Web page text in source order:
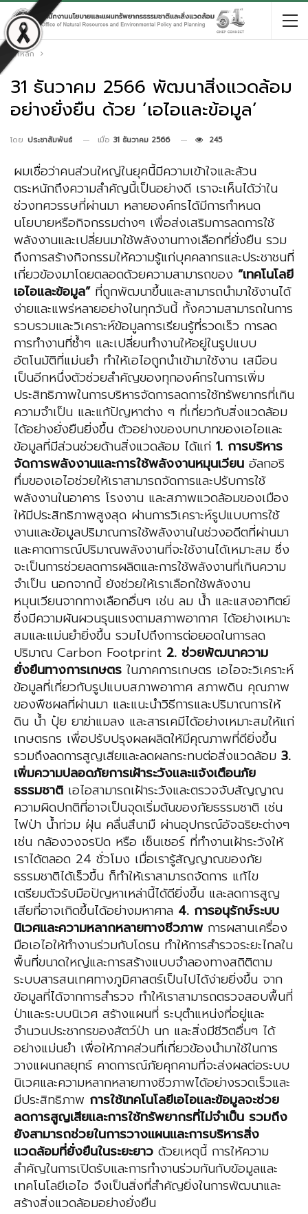
หน้าหลัก
31 ธันวาคม 2566 พัฒนาสิ่งแวดล้อม
อย่างยั่งยืน ด้วย ‘เอไอและข้อมูล’
โดย ประชาสัมพันธ์ เมื่อ 31 ธันวาคม 2566 245
ผมเชื่อว่าคนส่วนใหญ่ในยุคนี้มีความเข้าใจและล้วน
ตระหนักถึงความสำคัญนี้เป็นอย่างดี เราจะเห็นได้ว่าใน
ช่วงทศวรรษที่ผ่านมา หลายองค์กรได้มีการกำหนด
นโยบายหรือกิจกรรมต่างๆ เพื่อส่งเสริมการลดการใช้
พลังงานและเปลี่ยนมาใช้พลังงานทางเลือกที่ยั่งยืน รวม
ถึงการสร้างกิจกรรมให้ความรู้แก่บุคคลากรและประชาชนที่
เกี่ยวข้องมาโดยตลอดด้วยความสามารถของ “เทคโนโลยี
เอไอและข้อมูล”ที่ถูกพัฒนาขึ้นและสามารถนำมาใช้งานได้
ง่ายและแพร่หลายอย่างในทุกวันนี้ ทั้งความสามารถในการ
รวบรวมและวิเคราะห์ข้อมูลการเรียนรู้ที่รวดเร็ว การลด
การทำงานที่ซ้ำๆ และเปลี่ยนทำงานให้อยู่ในรูปแบบ
อัตโนมัติที่แม่นยำ ทำให้เอไอถูกนำเข้ามาใช้งาน เสมือน
เป็นอีกหนึ่งตัวช่วยสำคัญของทุกองค์กรในการเพิ่ม
ประสิทธิภาพในการบริหารจัดการลดการใช้ทรัพยากรที่เกิน
ความจำเป็น และแก้ปัญหาต่าง ๆ ที่เกี่ยวกับสิ่งแวดล้อม
ได้อย่างยั่งยืนยิ่งขึ้น ตัวอย่างของบทบาทของเอไอและ
ข้อมูลที่มีส่วนช่วยด้านสิ่งแวดล้อม ได้แก่ 1. การบริหาร
จัดการพลังงานและการใช้พลังงานหมุนเวียน อัลกอริ
ทึ่มของเอไอช่วยให้เราสามารถจัดการและปรับการใช้
พลังงานในอาคาร โรงงาน และสภาพแวดล้อมของเมือง
ให้มีประสิทธิภาพสูงสุด ผ่านการวิเคราะห์รูปแบบการใช้
งานและข้อมูลปริมาณการใช้พลังงานในช่วงอดีตที่ผ่านมา
และคาดการณ์ปริมาณพลังงานที่จะใช้งานได้เหมาะสม ซึ่ง
จะเป็นการช่วยลดการผลิตและการใช้พลังงานที่เกินความ
จำเป็น นอกจากนี้ ยังช่วยให้เราเลือกใช้พลังงาน
หมุนเวียนจากทางเลือกอื่นๆ เช่น ลม น้ำ และแสงอาทิตย์
ซึ่งมีความผันผวนรุนแรงตามสภาพอากาศ ได้อย่างเหมาะ
สมและแม่นยำยิ่งขึ้น รวมไปถึงการต่อยอดในการลด
ปริมาณ Carbon Footprint 2. ช่วยพัฒนาความ
ยั่งยืนทางการเกษตร ในภาคการเกษตร เอไอจะวิเคราะห์
ข้อมูลที่เกี่ยวกับรูปแบบสภาพอากาศ สภาพดิน คุณภาพ
ของพืชผลที่ผ่านมา และแนะนำวิธีการและปริมาณการให้
ดิน น้ำ ปุ๋ย ยาฆ่าแมลง และสารเคมีได้อย่างเหมาะสมให้แก่
เกษตรกร เพื่อปรับปรุงผลผลิตให้มีคุณภาพที่ดียิ่งขึ้น
รวมถึงลดการสูญเสียและลดผลกระทบต่อสิ่งแวดล้อม 3.
เพิ่มความปลอดภัยการเฝ้าระวังและแจ้งเตือนภัย
ธรรมชาติ เอไอสามารถเฝ้าระวังและตรวจจับสัญญาณ
ความผิดปกติที่อาจเป็นจุดเริ่มต้นของภัยธรรมชาติ เช่น
ไฟป่า น้ำท่วม ฝุ่น คลื่นสึนามื ผ่านอุปกรณ์อัจฉริยะต่างๆ
เช่น กล้องวงจรปิด หรือ เซ็นเซอร์ ที่ทำงานเฝ้าระวังให้
เราได้ตลอด 24 ชั่วโมง เมื่อเรารู้สัญญาณของภัย
ธรรมชาติได้เร็วขึ้น ก็ทำให้เราสามารถจัดการ แก้ไข
เตรียมตัวรับมือปัญหาเหล่านี้ได้ดียิ่งขึ้น และลดการสูญ
เสียที่อาจเกิดขึ้นได้อย่างมหาศาล 4. การอนุรักษ์ระบบ
นิเวศและความหลากหลายทางชีวภาพ การผสานเครื่อง
มือเอไอให้ทำงานร่วมกับโดรน ทำให้การสำรวจระยะไกลใน
พื้นที่ขนาดใหญ่และการสร้างแบบจำลองทางสถิติตาม
ระบบสารสนเทศทางภูมิศาสตร์เป็นไปได้ง่ายยิ่งขึ้น จาก
ข้อมูลที่ได้จากการสำรวจ ทำให้เราสามารถตรวจสอบพื้นที่
ป่าและระบบนิเวศ สร้างแผนที่ ระบุตำแหน่งที่อยู่และ
จำนวนประชากรของสัตว์ป่า นก และสิ่งมีชีวิตอื่นๆ ได้
อย่างแม่นยำ เพื่อให้ภาคส่วนที่เกี่ยวข้องนำมาใช้ในการ
วางแผนกลยุทธ์ คาดการณ์ภัยคุกคามที่จะส่งผลต่อระบบ
นิเวศและความหลากหลายทางชีวภาพได้อย่างรวดเร็วและ
มีประสิทธิภาพ การใช้เทคโนโลยีเอไอและข้อมูลจะช่วย
ลดการสูญเสียและการใช้ทรัพยากรที่ไม่จำเป็น รวมถึง
ยังสามารถช่วยในการวางแผนและการบริหารสิ่ง
แวดล้อมที่ยั่งยืนในระยะยาว ด้วยเหตุนี้ การให้ความ
สำคัญในการเปิดรับและการทำงานร่วมกันกับข้อมูลและ
เทคโนโลยีเอไอ จึงเป็นสิ่งที่สำคัญยิ่งในการพัฒนาและ
สร้างสิ่งแวดล้อมอย่างยั่งยืน